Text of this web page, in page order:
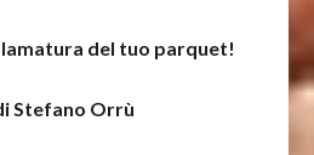
del tuo parquet!
Stefano Orrù